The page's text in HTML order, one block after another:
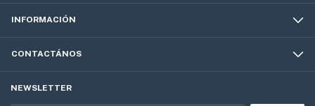
INFORMACIÓN
CONTACTÁNOS
NEWSLETTER